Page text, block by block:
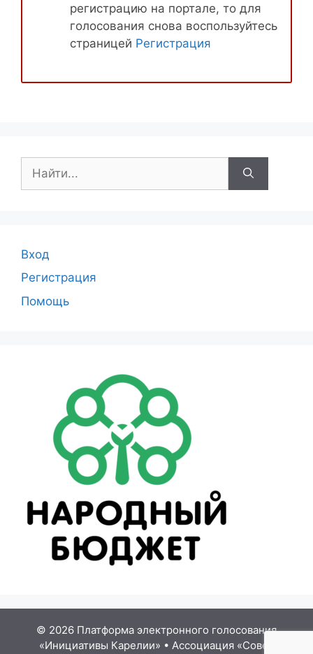
регистрацию на портале, то для
голосования снова воспользуйтесь
страницей Регистрация
Вход
Регистрация
Помощь
© 2026 Платформа электронного голосования
«Инициативы Карелии» • Ассоциация «Совет